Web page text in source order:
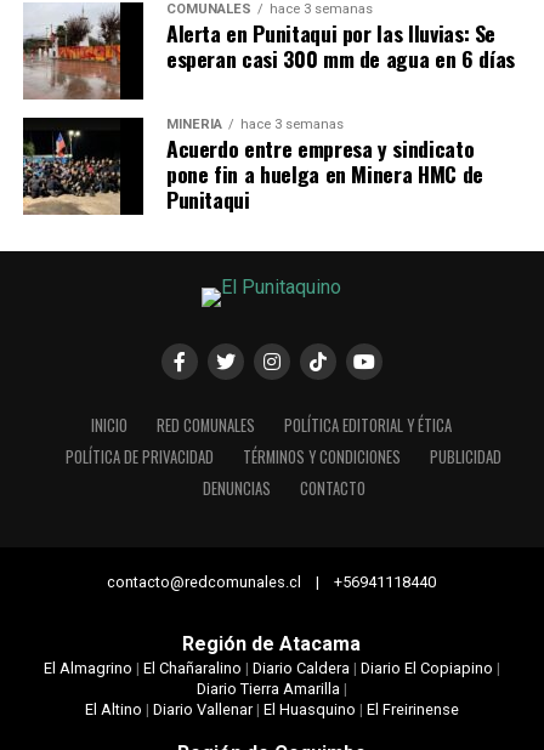
COMUNALES hace 3 semanas
Alerta en Punitaqui por las lluvias: Se
esperan casi 300 mm de agua en 6 días
MINERÍA hace 3 semanas
Acuerdo entre empresa y sindicato
pone fin a huelga en Minera HMC de
Punitaqui
INICIO RED COMUNALES
POLÍTICA EDITORIAL Y ÉTICA
POLÍTICA DE PRIVACIDAD
TÉRMINOS Y CONDICIONES
PUBLICIDAD
DENUNCIAS
CONTACTO
contacto@redcomunales.cl | +56941118440
Región de Atacama
El Almagrino | El Chañaralino | Diario Caldera| Diario El Copiapino |
Diario Tierra Amarilla|
El Altino | Diario Vallenar| El Huasquino | El Freirinense